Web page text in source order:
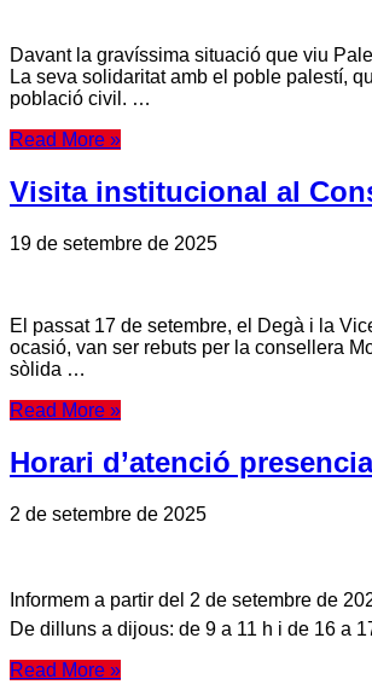
Davant la gravíssima situació que viu
La seva solidaritat amb el poble palestí,
població civil. …
Read More »
Visita institucional al
19 de setembre de 2025
El passat 17 de setembre, el Degà i la
ocasió, van ser rebuts per la consellera
sòlida …
Read More »
Horari d’atenció
2 de setembre de 2025
Informem a partir del 2 de setembre de
De dilluns a dijous: de 9 a 11 h i de 16 a
Read More »